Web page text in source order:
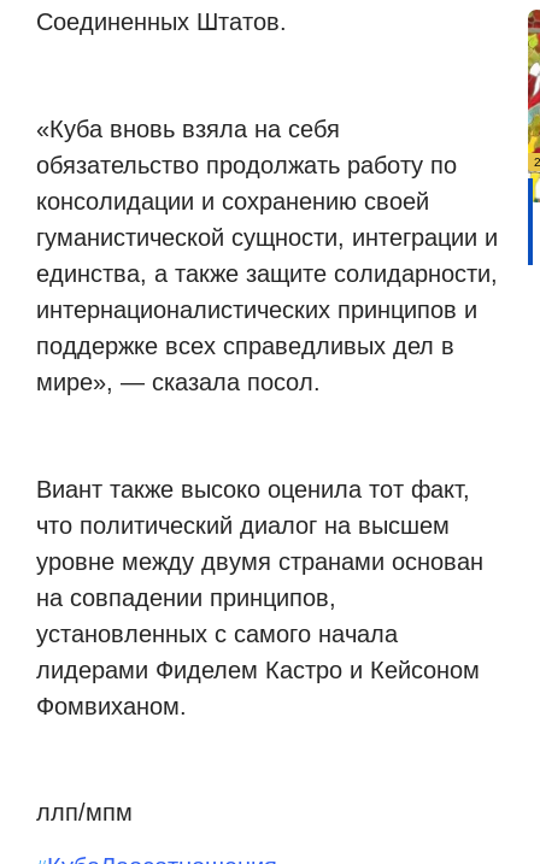
Соединенных Штатов.
«Куба вновь взяла на себя
обязательство продолжать работу по
консолидации и сохранению своей
гуманистической сущности, интеграции и
единства, а также защите солидарности,
интернационалистических принципов и
поддержке всех справедливых дел в
мире», — сказала посол.
Виант также высоко оценила тот факт,
что политический диалог на высшем
уровне между двумя странами основан
на совпадении принципов,
установленных с самого начала
лидерами Фиделем Кастро и Кейсоном
Фомвиханом.
ллп/мпм